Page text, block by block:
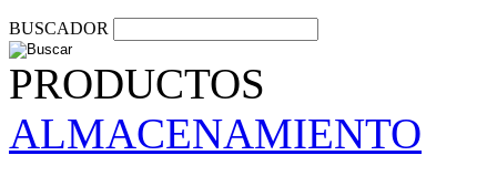
BUSCADOR
PRODUCTOS
ALMACENAMIENTO